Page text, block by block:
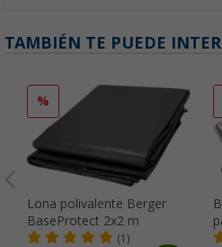
TAMBIÉN TE PUEDE
%
Lona polivalente Berger
BaseProtect 2x2 m
(1)